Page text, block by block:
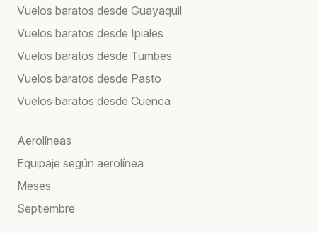
Vuelos baratos desde Guayaquil
Vuelos baratos desde Ipiales
Vuelos baratos desde Tumbes
Vuelos baratos desde Pasto
Vuelos baratos desde Cuenca
Aerolíneas
Equipaje según aerolínea
Meses
Septiembre